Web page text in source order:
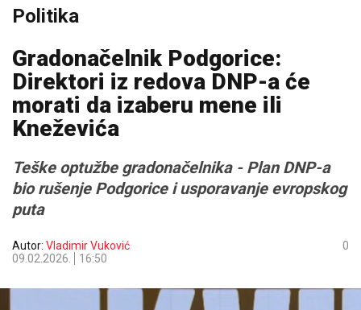
Politika
Gradonačelnik Podgorice:
Direktori iz redova DNP-a će
morati da izaberu mene ili
Kneževića
Teške optužbe gradonačelnika - Plan DNP-a
bio rušenje Podgorice i usporavanje evropskog
puta
Autor: Vladimir Vuković
09.02.2026.
16:50
0